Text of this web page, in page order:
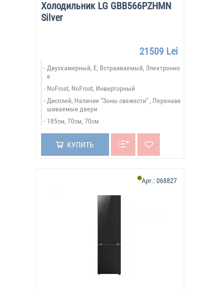
Холодильник LG GBB566PZHMN
Silver
21509 Lei
Двухкамерный, E, Встраиваемый, Электронно
е
NoFrost, NoFrost, Инверторный
Дисплей, Наличие "Зоны свежести" , Перенаве
шиваемые двери
185см, 70см, 70см
КУПИТЬ
Арт.:068827